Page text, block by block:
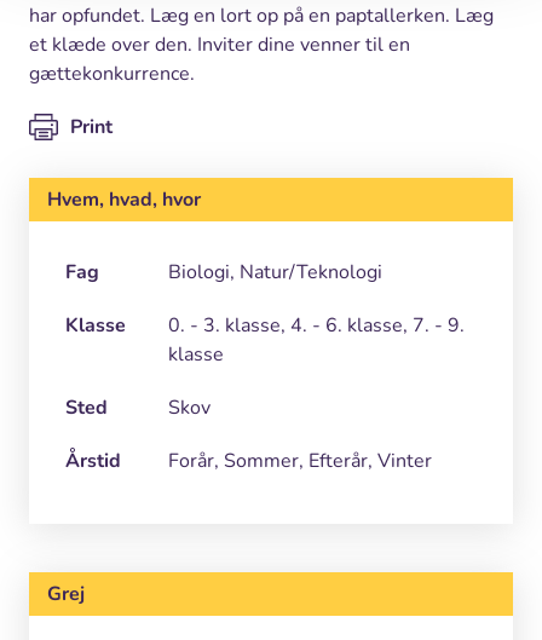
har opfundet. Læg en lort op på en paptallerken. Læg
et klæde over den. Inviter dine venner til en
gættekonkurrence.
Print
Hvem, hvad, hvor
Fag
Biologi, Natur/Teknologi
Klasse
0. - 3. klasse, 4. - 6. klasse, 7. - 9.
klasse
Sted
Skov
Årstid
Forår, Sommer, Efterår, Vinter
Grej